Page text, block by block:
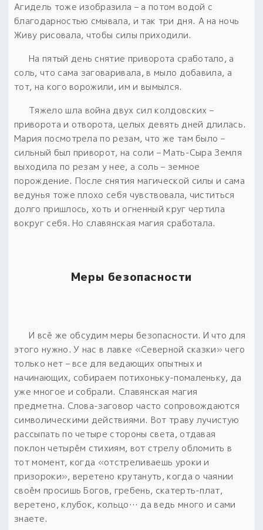
Агидель тоже изобразила – а потом водой с
благодарностью смывала, и так три дня. А на ночь
Живу рисовала, чтобы силы приходили.
На пятый день снятие приворота сработало, а
соль, что сама заговаривала, в мыло добавила, а
тот, на кого ворожили, им и вымылся.
Тяжело шла война двух сил колдовских –
приворота и отворота, целых девять дней длилась.
Мария посмотрела по резам, что же там было –
сильный был приворот, на соли – Мать-Сыра Земля
выходила по резам у нее, а соль – земное
порождение. После снятия магической силы и сама
ведунья тоже плохо себя чувствовала, чиститься
долго пришлось, хоть и огненный круг чертила
вокруг себя. Но славянская магия сработала.
Меры безопасности
И всё же обсудим меры безопасности. И что для
этого нужно. У нас в лавке «Северной сказки» чего
только нет – все для ведающих опытных и
начинающих, собираем потихоньку-помаленьку, да
уже многое и собрали. Славянская магия
предметна. Слова-заговор часто сопровождаются
символическими действиями. Вот траву лучистую
рассыпать по четыре стороны света, отдавая
поклон четырём стихиям, вот стрелу обломить в
тот момент, когда «отстреливаешь уроки и
призороки», веретено крутануть, когда о чаянии
своём просишь Богов, гребень, скатерть-плат,
веретено, клубок, кольцо… да ведь много и сами
знаете.